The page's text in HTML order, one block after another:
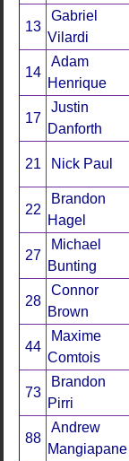
13
Gabriel
Vilardi
14
Adam
Henrique
17
Justin
Danforth
21 Nick Paul
22
Brandon
Hagel
27
Michael
Bunting
28
Connor
Brown
44
Maxime
Comtois
73
Brandon
Pirri
88
Andrew
Mangiapane